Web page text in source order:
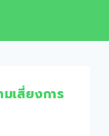
เสี่ยงการ